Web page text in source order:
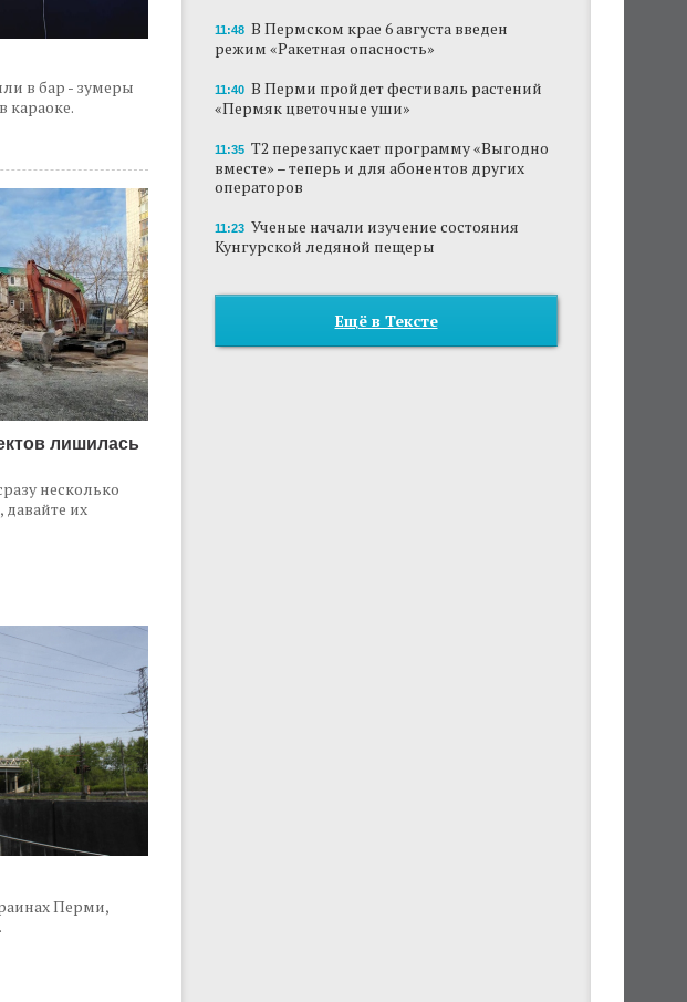
в бар - зумеры
караоке.
лишилась
несколько
их
Перми,
11:48 В Пермском крае 6 августа введен
режим «Ракетная опасность»
11:40 В Перми пройдет фестиваль растений
«Пермяк цветочные уши»
11:35 Т2 перезапускает программу «Выгодно
вместе» – теперь и для абонентов других
операторов
11:23 Ученые начали изучение состояния
Кунгурской ледяной пещеры
Ещё в Тексте